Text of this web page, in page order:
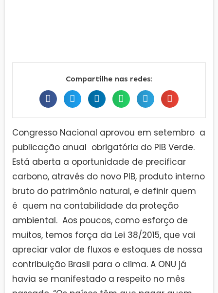
Compartilhe nas redes:
Congresso Nacional aprovou em setembro a
publicação anual obrigatória do PIB Verde.
Está aberta a oportunidade de precificar
carbono, através do novo PIB, produto interno
bruto do patrimônio natural, e definir quem
é quem na contabilidade da proteção
ambiental. Aos poucos, como esforço de
muitos, temos força da Lei 38/2015, que vai
apreciar valor de fluxos e estoques de nossa
contribuição Brasil para o clima. A ONU já
havia se manifestado a respeito no mês